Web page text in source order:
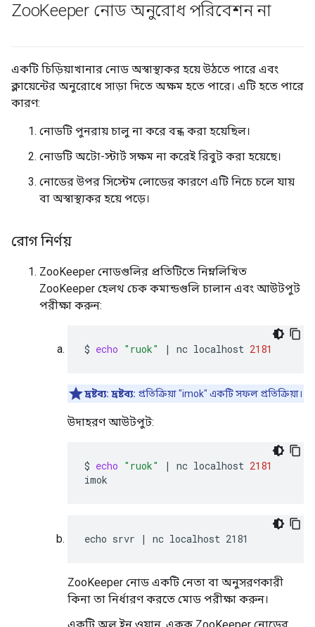
ZooKeeper নোড অনুরোধ পরিবেশন না
একটি চিড়িয়াখানার নোড অস্বাস্থ্যকর হয়ে উঠতে পারে এবং
ক্লায়েন্টের অনুরোধে সাড়া দিতে অক্ষম হতে পারে। এটি হতে পারে
কারণ:
নোডটি পুনরায় চালু না করে বন্ধ করা হয়েছিল।
নোডটি অটো-স্টার্ট সক্ষম না করেই রিবুট করা হয়েছে।
নোডের উপর সিস্টেম লোডের কারণে এটি নিচে চলে যায়
বা অস্বাস্থ্যকর হয়ে পড়ে।
রোগ নির্ণয়
ZooKeeper নোডগুলির প্রতিটিতে নিম্নলিখিত
ZooKeeper হেলথ চেক কমান্ডগুলি চালান এবং আউটপুট
পরীক্ষা করুন:
$ echo "ruok" | nc localhost 2181
দ্রষ্টব্য: দ্রষ্টব্য: প্রতিক্রিয়া "imok" একটি সফল প্রতিক্রিয়া।
উদাহরণ আউটপুট:
$ echo "ruok" | nc localhost 2181
imok
echo srvr | nc localhost 2181
ZooKeeper নোড একটি নেতা বা অনুসরণকারী
কিনা তা নির্ধারণ করতে মোড পরীক্ষা করুন।